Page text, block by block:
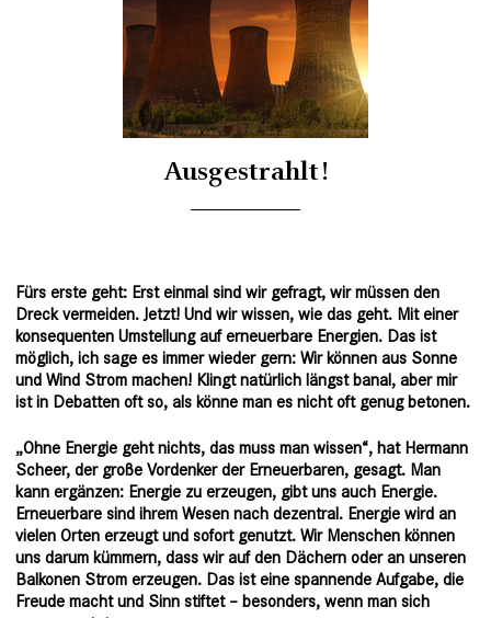
Ausgestrahlt!
Fürs erste geht: Erst einmal sind wir gefragt, wir müssen den
Dreck vermeiden. Jetzt! Und wir wissen, wie das geht. Mit einer
konsequenten Umstellung auf erneuerbare Energien. Das ist
möglich, ich sage es immer wieder gern: Wir können aus Sonne
und Wind Strom machen! Klingt natürlich längst banal, aber mir
ist in Debatten oft so, als könne man es nicht oft genug betonen.
„Ohne Energie geht nichts, das muss man wissen“, hat Hermann
Scheer, der große Vordenker der Erneuerbaren, gesagt. Man
kann ergänzen: Energie zu erzeugen, gibt uns auch Energie.
Erneuerbare sind ihrem Wesen nach dezentral. Energie wird an
vielen Orten erzeugt und sofort genutzt. Wir Menschen können
uns darum kümmern, dass wir auf den Dächern oder an unseren
Balkonen Strom erzeugen. Das ist eine spannende Aufgabe, die
Freude macht und Sinn stiftet – besonders, wenn man sich